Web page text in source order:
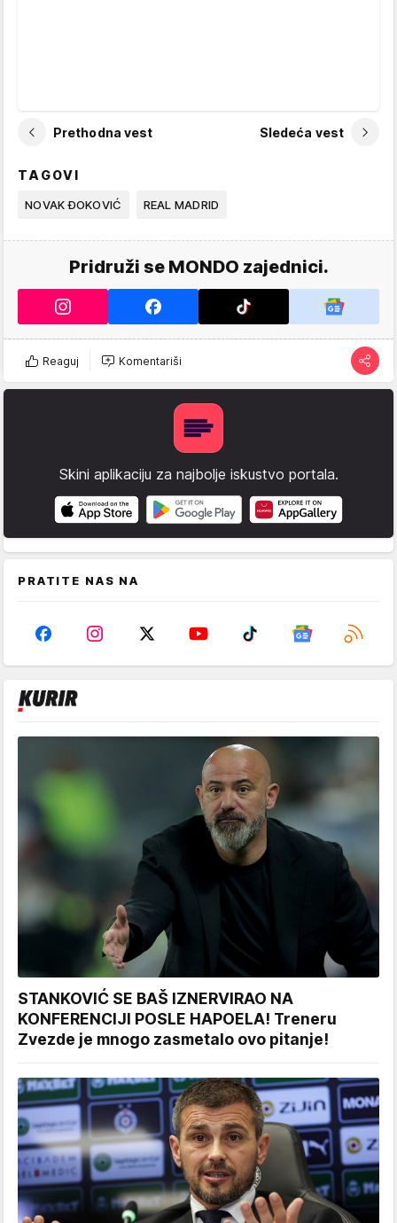
Prethodna vest Sledeća vest
TAGOVI
NOVAK ĐOKOVIĆ REAL MADRID
Pridruži se MONDO zajednici.
Reaguj Komentariši
Skini aplikaciju za najbolje iskustvo portala.
PRATITE NAS NA
STANKOVIĆ SE BAŠ IZNERVIRAO NA
KONFERENCIJI POSLE HAPOELA! Treneru
Zvezde je mnogo zasmetalo ovo pitanje!